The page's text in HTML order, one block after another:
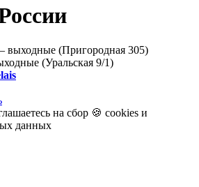
(Пригородная 305)
(Уральская 9/1)
на сбор 🍪 cookies и
данных